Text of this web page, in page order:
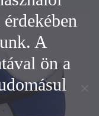
A
ön a